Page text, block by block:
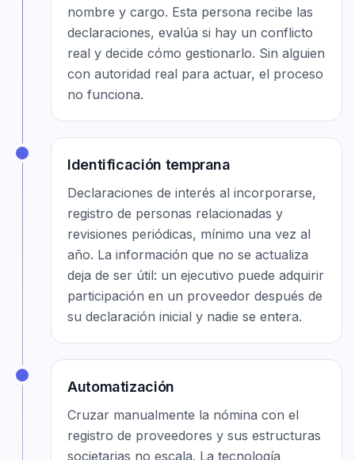
nombre y cargo. Esta persona recibe las
declaraciones, evalúa si hay un conflicto
real y decide cómo gestionarlo. Sin alguien
con autoridad real para actuar, el proceso
no funciona.
Identificación temprana
Declaraciones de interés al incorporarse,
registro de personas relacionadas y
revisiones periódicas, mínimo una vez al
año. La información que no se actualiza
deja de ser útil: un ejecutivo puede adquirir
participación en un proveedor después de
su declaración inicial y nadie se entera.
Automatización
Cruzar manualmente la nómina con el
registro de proveedores y sus estructuras
societarias no escala. La tecnología